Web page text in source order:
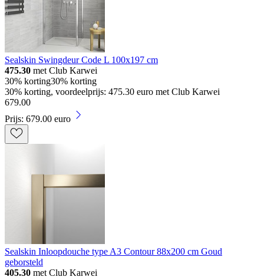
Sealskin Swingdeur Code L 100x197 cm
475.30 met Club Karwei
30% korting30% korting
30% korting, voordeelprijs: 475.30 euro met Club Karwei
679.00
Prijs: 679.00 euro
Sealskin Inloopdouche type A3 Contour 88x200 cm Goud
geborsteld
405.30 met Club Karwei